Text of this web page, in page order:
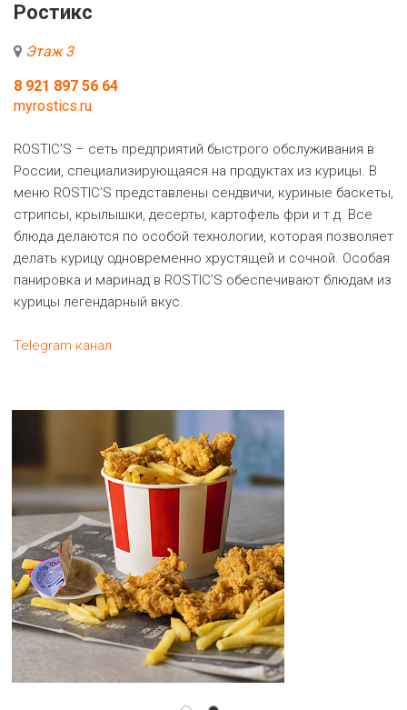
Ростикс
Этаж 3
8 921 897 56 64
myrostics.ru
ROSTIC’S – сеть предприятий быстрого обслуживания в
России, специализирующаяся на продуктах из курицы. В
меню ROSTIC’S представлены сендвичи, куриные баскеты,
стрипсы, крылышки, десерты, картофель фри и т.д. Все
блюда делаются по особой технологии, которая позволяет
делать курицу одновременно хрустящей и сочной. Особая
панировка и маринад в ROSTIC’S обеспечивают блюдам из
курицы легендарный вкус.
Telegram канал